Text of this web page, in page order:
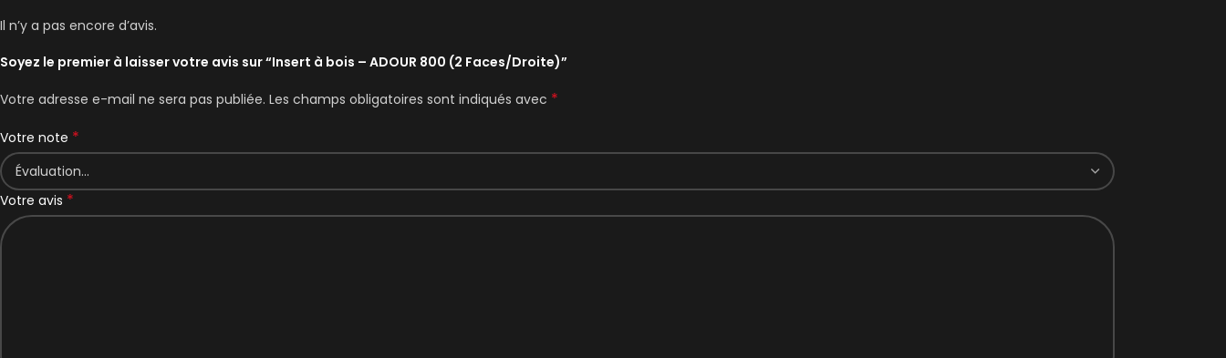
Il n’y a pas encore d’avis.
Soyez le premier à laisser votre avis sur “Insert à bois – ADOUR 800 (2 Faces/Droite)”
Votre adresse e-mail ne sera pas publiée. Les champs obligatoires sont indiqués avec *
Votre note *
Votre avis *